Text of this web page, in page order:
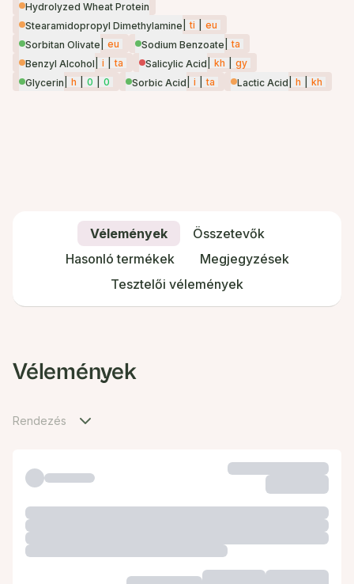
Hydrolyzed Wheat Protein
Stearamidopropyl Dimethylamine
ti
eu
Sorbitan Olivate
eu Sodium Benzoate
ta
Benzyl Alcohol
i ta Salicylic Acid kh
gy
Glycerin
h 0 0 Sorbic Acid i ta Lactic Acid h kh
Vélemények
Összetevők
Hasonló termékek
Megjegyzések
Tesztelői vélemények
Vélemények
Rendezés